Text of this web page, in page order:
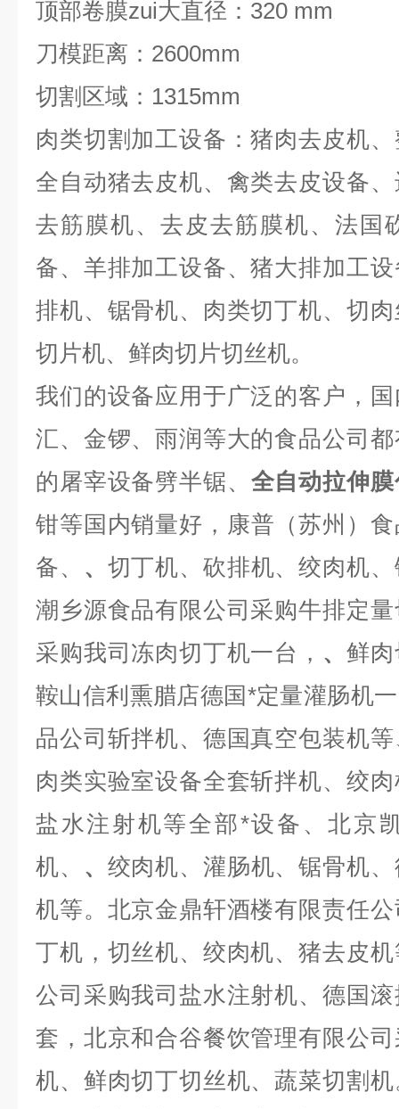
顶部卷膜zui大直径：320 mm
刀模距离：2600mm
切割区域：1315mm
肉类切割加工设备：猪肉去皮机
全自动猪去皮机、禽类去皮设备
去筋膜机、去皮去筋膜机、法国
备、羊排加工设备、猪大排加工
排机、锯骨机、肉类切丁机、切
切片机、鲜肉切片切丝机。
我们的设备应用于广泛的客户，
汇、金锣、雨润等大的食品公司
的屠宰设备劈半锯、 全自动拉伸
钳等国内销量好， 康普（苏州）
备、 、 切丁机、砍排机、绞肉机
潮乡源食品有限公司采购牛排定
采购我司冻肉切丁机一台， 、 鲜
鞍山信利熏腊店德国*定量灌肠机
品公司斩拌机、德国真空包装机
肉类实验室设备全套斩拌机、绞
盐水注射机等全部*设备、北京
机、 、 绞肉机、灌肠机、锯骨机
机等。北京金鼎轩酒楼有限责任
丁机，切丝机、绞肉机、猪去皮
公司采购我司盐水注射机、德国
套，北京和合谷餐饮管理有限公
机、鲜肉切丁切丝机、蔬菜切割